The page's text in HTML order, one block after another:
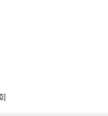
, 노상에서의 수직 변형률
있는 것으로 판단되었다.